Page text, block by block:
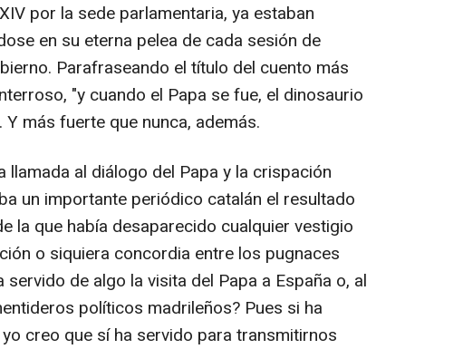
por la sede parlamentaria, ya estaban
en su eterna pelea de cada sesión de
Parafraseando el título del cuento más
"y cuando el Papa se fue, el dinosaurio
más fuerte que nunca, además.
llamada al diálogo del Papa y la crispación
un importante periódico catalán el resultado
la que había desaparecido cualquier vestigio
o siquiera concordia entre los pugnaces
de algo la visita del Papa a España o, al
políticos madrileños? Pues si ha
creo que sí ha servido para transmitirnos